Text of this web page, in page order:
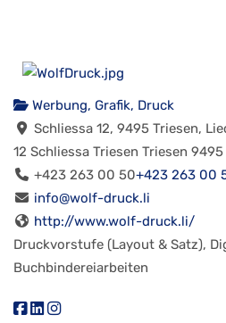
Werbung, Grafik, Druck
Schliessa 12, 9495 Triesen,
12 Schliessa Triesen Triesen 9495
+423 263 00 50+423 263 00
info@wolf-druck.li
http://www.wolf-druck.li/
Druckvorstufe (Layout & Satz),
Buchbindereiarbeiten